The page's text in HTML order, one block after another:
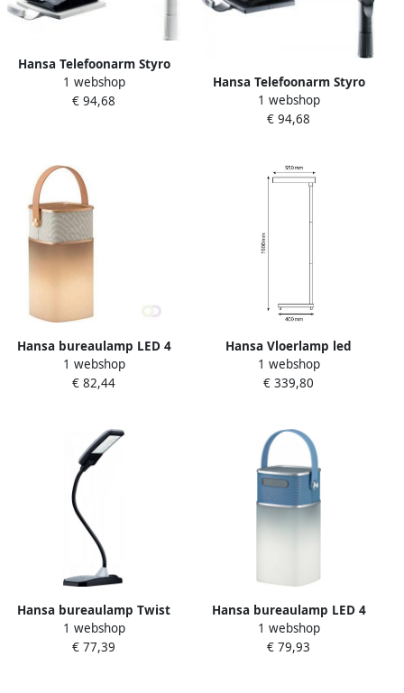
Hansa Telefoonarm Styro
lichtgrijs
1 webshop
€ 94,68
Hansa Telefoonarm Styro
zwart
1 webshop
€ 94,68
Hansa bureaulamp LED 4
music LED lamp goud
1 webshop
€ 82,44
Hansa Vloerlamp led
Maxlight aluminium
1 webshop
€ 339,80
Hansa bureaulamp Twist
LED lamp zilver
1 webshop
€ 77,39
Hansa bureaulamp LED 4
music LED-lamp blauw
1 webshop
€ 79,93